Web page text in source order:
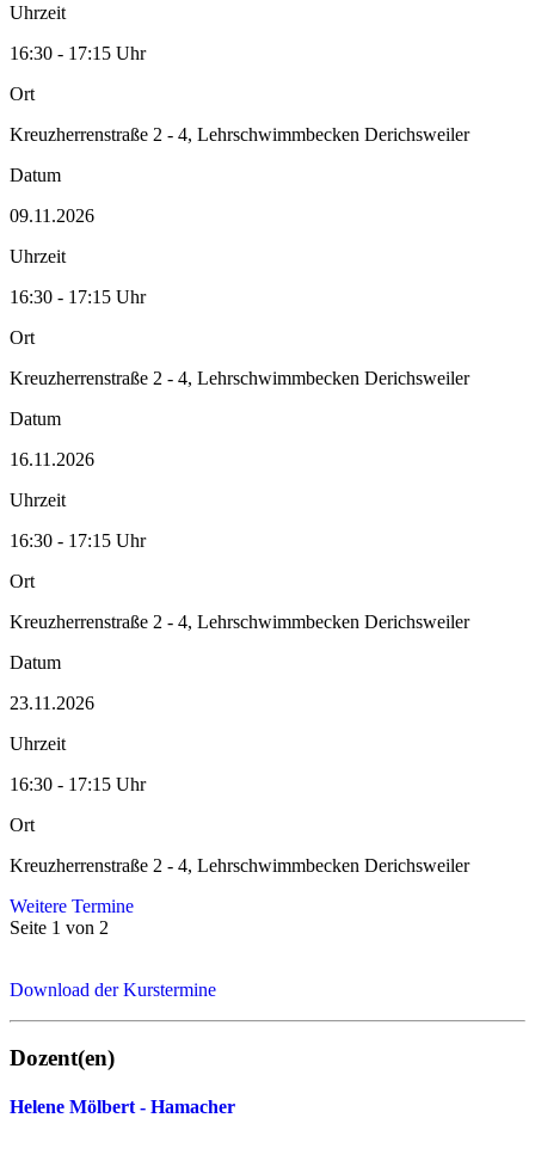
Uhrzeit
16:30 - 17:15 Uhr
Ort
Kreuzherrenstraße 2 - 4, Lehrschwimmbecken Derichsweiler
Datum
09.11.2026
Uhrzeit
16:30 - 17:15 Uhr
Ort
Kreuzherrenstraße 2 - 4, Lehrschwimmbecken Derichsweiler
Datum
16.11.2026
Uhrzeit
16:30 - 17:15 Uhr
Ort
Kreuzherrenstraße 2 - 4, Lehrschwimmbecken Derichsweiler
Datum
23.11.2026
Uhrzeit
16:30 - 17:15 Uhr
Ort
Kreuzherrenstraße 2 - 4, Lehrschwimmbecken Derichsweiler
Weitere Termine
Seite 1 von 2
Download der Kurstermine
Dozent(en)
Helene Mölbert - Hamacher